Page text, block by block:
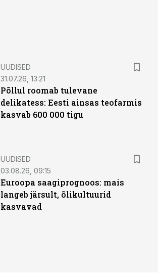
UUDISED
31.07.26, 13:21
Põllul roomab tulevane
delikatess: Eesti ainsas teofarmis
kasvab 600 000 tigu
UUDISED
03.08.26, 09:15
Euroopa saagiprognoos: mais
langeb järsult, õlikultuurid
kasvavad